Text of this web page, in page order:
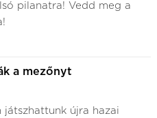
pilanatra! Vedd meg a
a mezőnyt
játszhattunk újra hazai